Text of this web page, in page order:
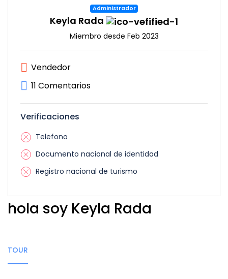
Administrador
Keyla Rada
Miembro desde Feb 2023
Vendedor
11 Comentarios
Verificaciones
Telefono
Documento nacional de identidad
Registro nacional de turismo
hola soy Keyla Rada
TOUR